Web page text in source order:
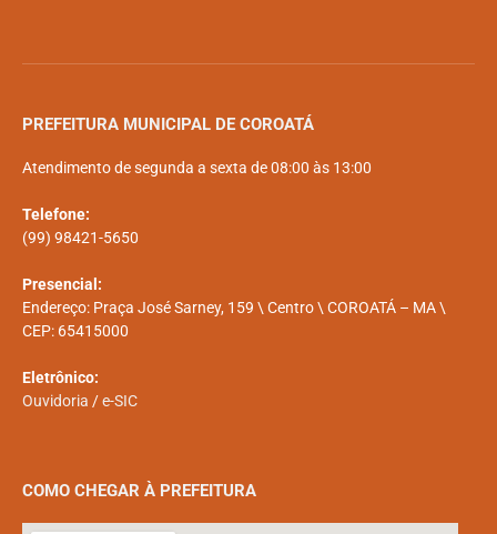
PREFEITURA MUNICIPAL DE COROATÁ
Atendimento de segunda a sexta de 08:00 às 13:00
Telefone:
(99) 98421-5650
Presencial:
Endereço: Praça José Sarney, 159 \ Centro \ COROATÁ – MA \
CEP: 65415000
Eletrônico:
Ouvidoria /e-SIC
COMO CHEGAR À PREFEITURA